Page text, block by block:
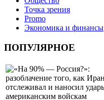
Точка зрения
Promo
Экономика и финансы
ПОПУЛЯРНОЕ